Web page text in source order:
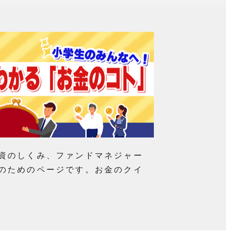
のしくみ、ファンドマネジャー
ためのページです。お金のクイ